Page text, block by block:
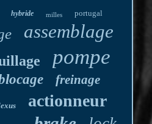
hybride milles portugal
assemblage
pompe
freinage
actionneur